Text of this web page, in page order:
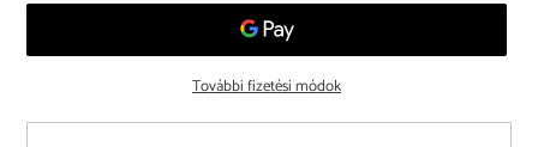
További fizetési módok